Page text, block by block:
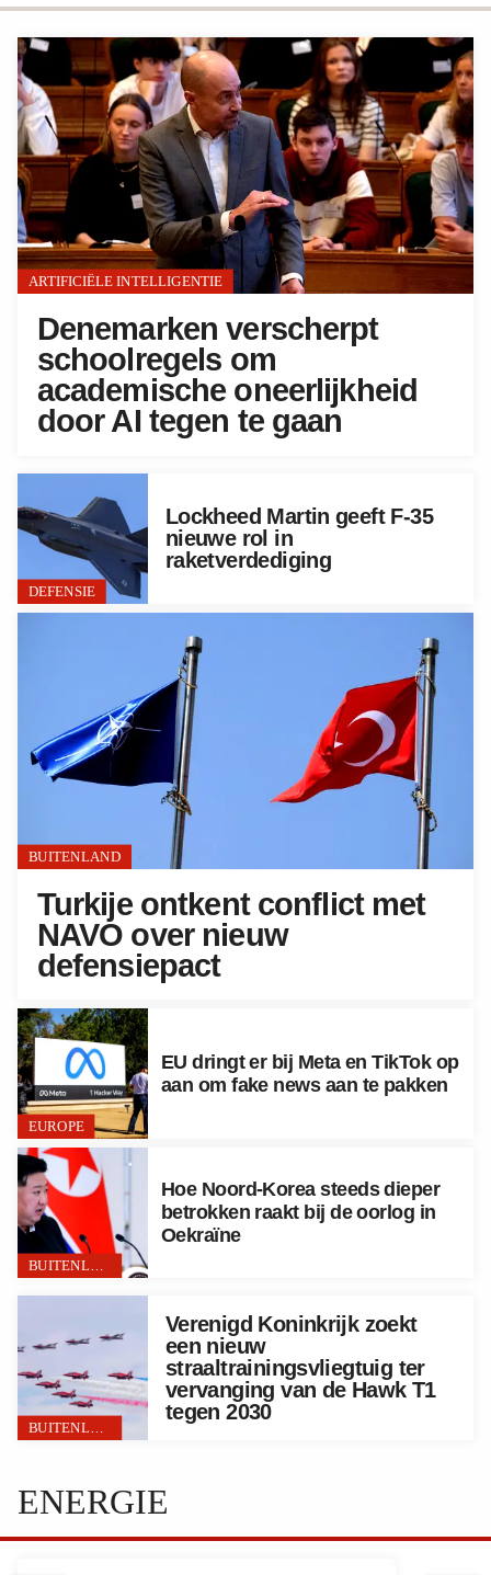
ARTIFICIËLE INTELLIGENTIE
Denemarken verscherpt
schoolregels om
academische oneerlijkheid
door AI tegen te gaan
DEFENSIE
Lockheed Martin geeft F-35
nieuwe rol in
raketverdediging
BUITENLAND
Turkije ontkent conflict met
NAVO over nieuw
defensiepact
EUROPE
EU dringt er bij Meta en TikTok op
aan om fake news aan te pakken
BUITENLAND
Hoe Noord-Korea steeds dieper
betrokken raakt bij de oorlog in
Oekraïne
BUITENLAND
Verenigd Koninkrijk zoekt
een nieuw
straaltrainingsvliegtuig ter
vervanging van de Hawk T1
tegen 2030
ENERGIE